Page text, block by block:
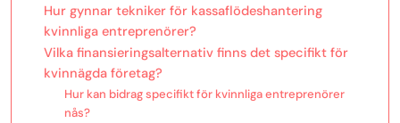
Hur gynnar tekniker för kassaflödeshantering
kvinnliga entreprenörer?
Vilka finansieringsalternativ finns det specifikt för
kvinnägda företag?
Hur kan bidrag specifikt för kvinnliga entreprenörer
nås?